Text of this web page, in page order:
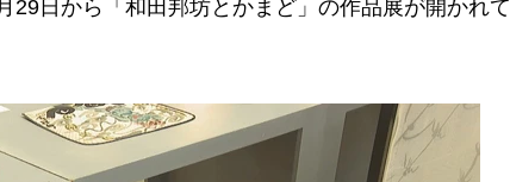
日から「和田邦坊とかまど」の作品展が開かれて